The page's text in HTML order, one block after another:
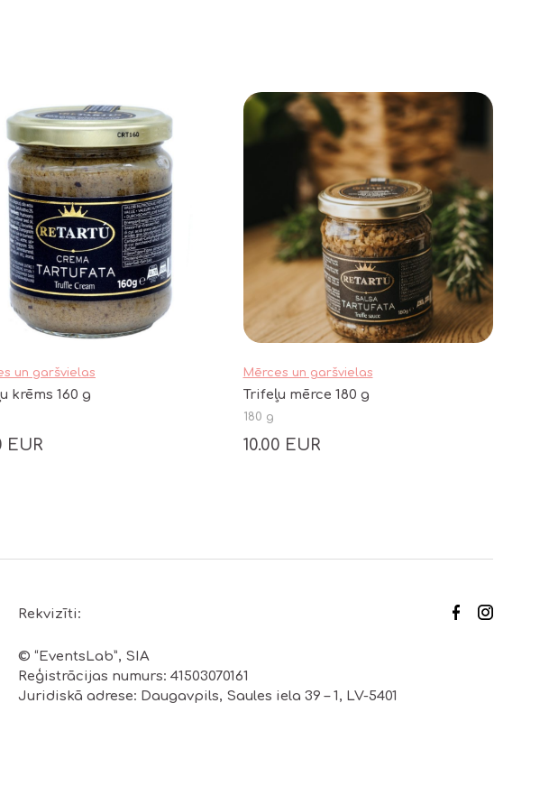
un garšvielas
krēms 160 g
EUR
Mērces un garšvielas
Trifeļu mērce 180 g
180 g
10.00 EUR
Rekvizīti:
© “EventsLab”, SIA
Reģistrācijas numurs: 41503070161
Juridiskā adrese: Daugavpils, Saules iela 39 – 1, LV-5401